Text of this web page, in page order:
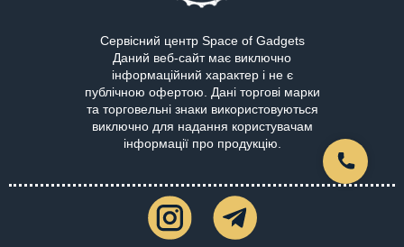
Сервісний центр Space of Gadgets
Даний веб-сайт має виключно
інформаційний характер і не є
публічною офертою. Дані торгові марки
та торговельні знаки використовуються
виключно для надання користувачам
інформації про продукцію.